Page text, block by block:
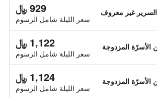
غير معروف 929 ﷼
سعر الليلة شامل الرسوم
1,122 ﷼
سعر الليلة شامل الرسوم
1,124 ﷼
سعر الليلة شامل الرسوم